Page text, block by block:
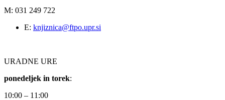
M: 031 249 722
E: knjiznica@ftpo.upr.si
URADNE URE
ponedeljek in torek:
10:00 – 11:00